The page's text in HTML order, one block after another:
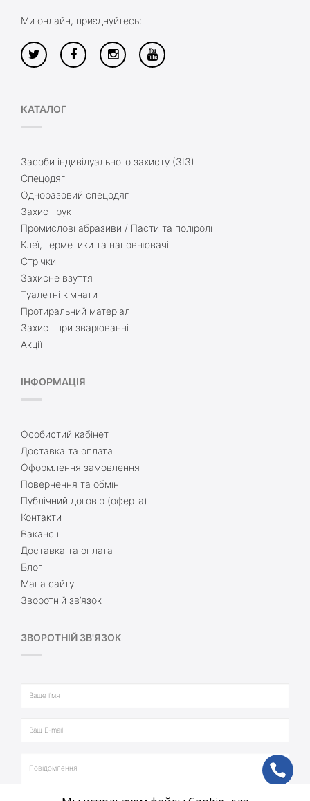
Ми онлайн, приєднуйтесь:
КАТАЛОГ
Засоби індивідуального захисту (ЗІЗ)
Спецодяг
Одноразовий спецодяг
Захист рук
Промислові абразиви / Пасти та поліролі
Клеї, герметики та наповнювачі
Стрічки
Захисне взуття
Туалетні кімнати
Протиральний матеріал
Захист при зварюванні
Акції
ІНФОРМАЦІЯ
Особистий кабінет
Доставка та оплата
Оформлення замовлення
Повернення та обмін
Публічний договір (оферта)
Контакти
Вакансії
Доставка та оплата
Блог
Мапа сайту
Зворотній зв’язок
ЗВОРОТНІЙ ЗВ'ЯЗОК
ph